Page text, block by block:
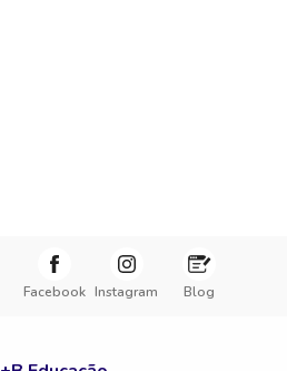
Facebook Instagram Blog